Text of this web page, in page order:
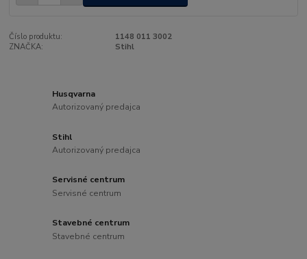
Číslo produktu:
1148 011 3002
ZNAČKA:
Stihl
Husqvarna
Autorizovaný predajca
Stihl
Autorizovaný predajca
Servisné centrum
Servisné centrum
Stavebné centrum
Stavebné centrum